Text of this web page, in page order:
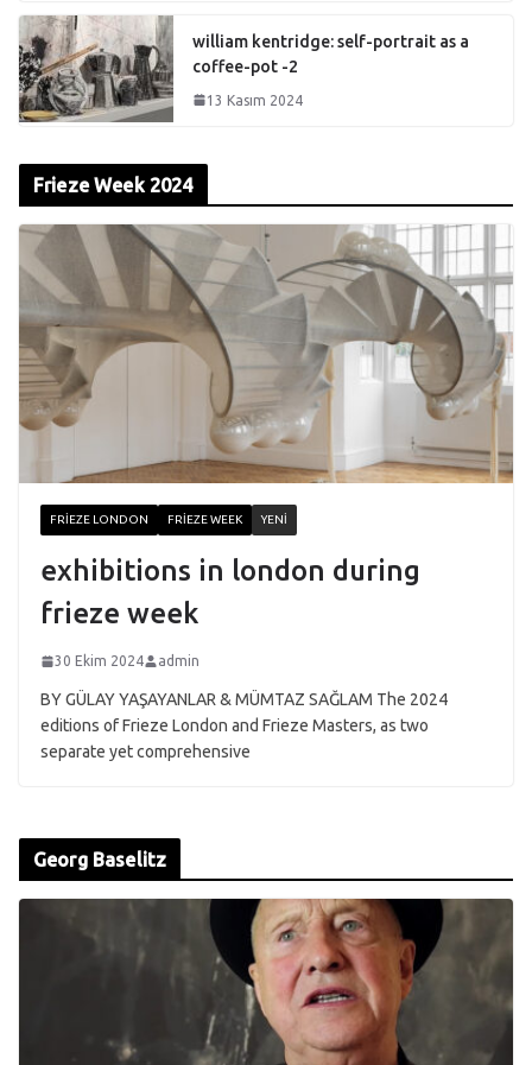
william kentridge: self-portrait as a
coffee-pot -2
13 Kasım 2024
Frieze Week 2024
FRIEZE LONDON FRIEZE WEEK YENI
exhibitions in london during
frieze week
30 Ekim 2024 admin
BY GÜLAY YAŞAYANLAR & MÜMTAZ SAĞLAM The 2024
editions of Frieze London and Frieze Masters, as two
separate yet comprehensive
Georg Baselitz